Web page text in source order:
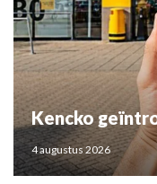
Kencko
4 augustus 2026